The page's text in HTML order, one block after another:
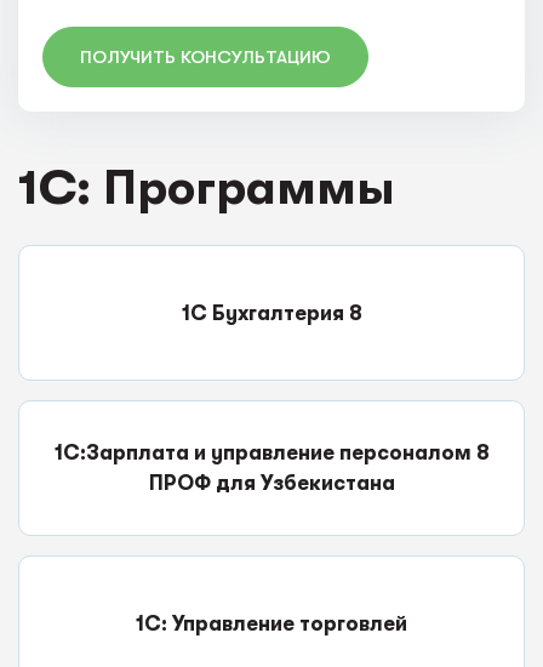
ПОЛУЧИТЬ КОНСУЛЬТАЦИЮ
1C: Программы
1С Бухгалтерия 8
1С:Зарплата и управление персоналом 8
ПРОФ для Узбекистана
1С: Управление торговлей